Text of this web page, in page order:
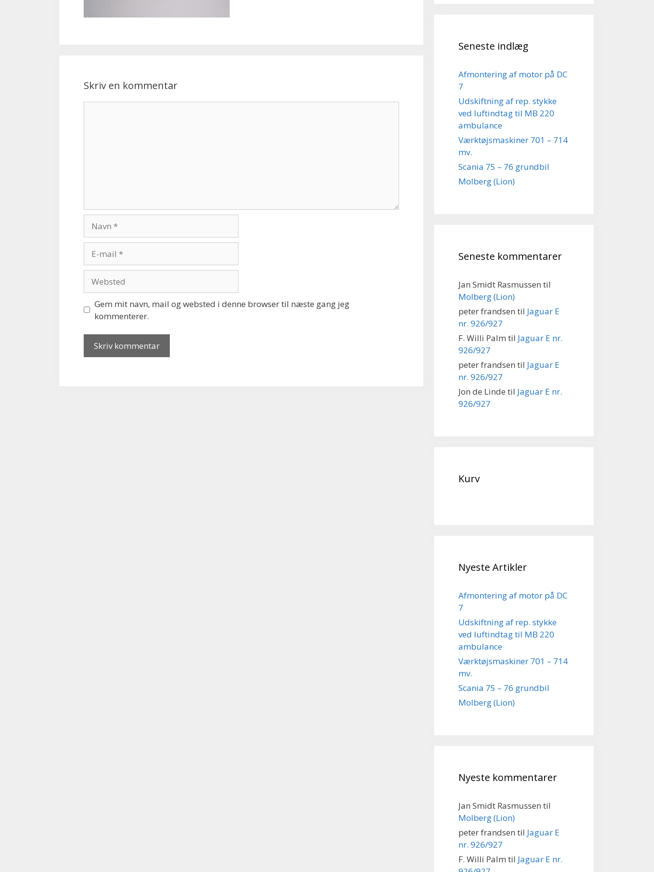
Skriv en kommentar
mail
Gem mit navn, mail og websted i denne browser til næste gang jeg
kommenterer.
Seneste indlæg
Afmontering af motor på DC
7
Udskiftning af rep. stykke
ved luftindtag til MB 220
ambulance
Værktøjsmaskiner 701 – 714
mv.
Scania 75 – 76 grundbil
Molberg (Lion)
Seneste kommentarer
Jan Smidt Rasmussen til
Molberg (Lion)
peter frandsen til Jaguar E
nr. 926/927
F. Willi Palm til Jaguar E nr.
926/927
peter frandsen til Jaguar E
nr. 926/927
Jon de Linde til Jaguar E nr.
926/927
Kurv
Nyeste Artikler
Afmontering af motor på DC
7
Udskiftning af rep. stykke
ved luftindtag til MB 220
ambulance
Værktøjsmaskiner 701 – 714
mv.
Scania 75 – 76 grundbil
Molberg (Lion)
Nyeste kommentarer
Jan Smidt Rasmussen til
Molberg (Lion)
peter frandsen til Jaguar E
nr. 926/927
F. Willi Palm til Jaguar E nr.